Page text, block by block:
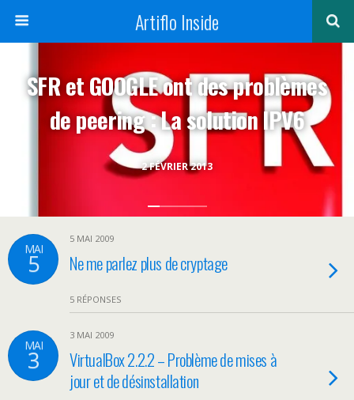
Artiflo Inside
2 FÉVRIER 2013
SFR et GOOGLE ont des problèmes
de peering : La solution IPV6
MAI
5
5 MAI 2009
Ne me parlez plus de cryptage
5 RÉPONSES
MAI
3
3 MAI 2009
VirtualBox 2.2.2 – Problème de mises à
jour et de désinstallation